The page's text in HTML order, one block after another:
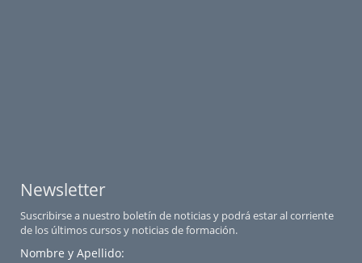
Newsletter
Suscribirse a nuestro boletín de noticias y podrá estar al corriente
de los últimos cursos y noticias de formación.
Nombre y Apellido: